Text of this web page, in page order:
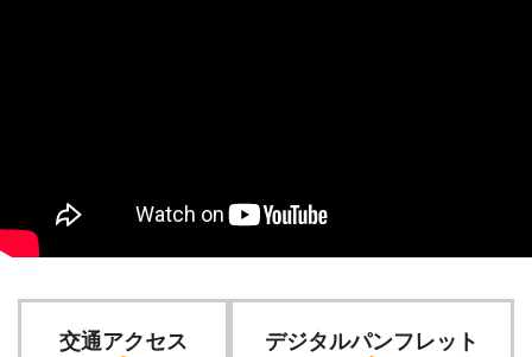
交通アクセス デジタルパンフレット